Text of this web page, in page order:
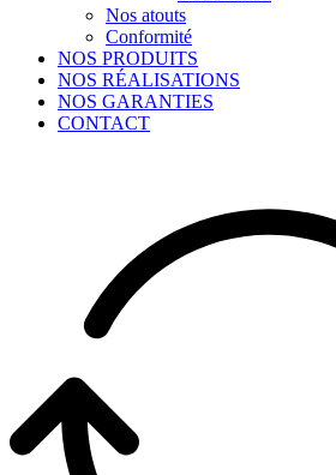
Nos atouts
Conformité
NOS PRODUITS
NOS RÉALISATIONS
NOS GARANTIES
CONTACT